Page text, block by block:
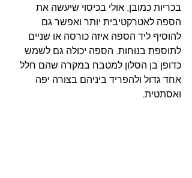
בכריות כמובן, אולי בכיסוי שיעשה את
הספה לאטרקטיבית יותר ואפשר גם
להוסיף ליד הספה איזה כורסה או שניים
לתוספת בנוחות. הספה יכולה גם לשמש
כדופן בן הסלון למטבח במקרה שהם חלל
אחד גדול ולהפריד ביניהם בצורה יפה
ואסתטית.